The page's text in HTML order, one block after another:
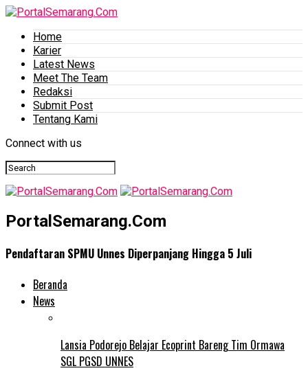
Home
Karier
Latest News
Meet The Team
Redaksi
Submit Post
Tentang Kami
Connect with us
PortalSemarang.Com
Pendaftaran SPMU Unnes Diperpanjang Hingga 5 Juli
Beranda
News
Lansia Podorejo Belajar Ecoprint Bareng Tim Ormawa
SGL PGSD UNNES